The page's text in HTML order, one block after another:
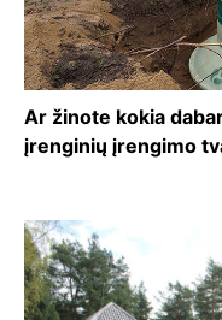
Ar žinote kokia
įrenginių įrengimo